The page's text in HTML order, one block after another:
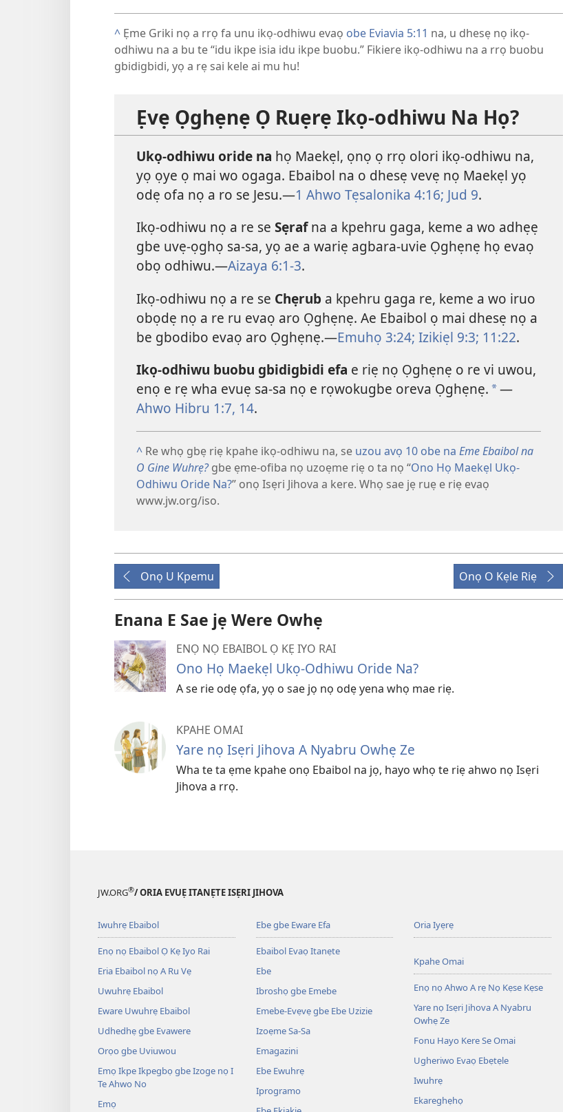
^ Ẹme Griki nọ a rrọ fa unu ikọ-odhiwu evaọ obe Eviavia 5:11 na, u dhesẹ nọ ikọ-
odhiwu na a bu te “idu ikpe isia idu ikpe buobu.” Fikiere ikọ-odhiwu na a rrọ buobu
gbidigbidi, yọ a rẹ sai kele ai mu hu!
Ẹvẹ Ọghẹnẹ Ọ Ruẹrẹ Ikọ-odhiwu Na Họ?
Ukọ-odhiwu oride na họ Maekẹl, ọnọ ọ rrọ olori ikọ-odhiwu na,
yọ ọye ọ mai wo ogaga. Ebaibol na o dhesẹ vevẹ nọ Maekẹl yọ
odẹ ofa nọ a ro se Jesu.​—1 Ahwo Tẹsalonika 4:16; Jud 9.
Ikọ-odhiwu nọ a re se Sẹrafna a kpehru gaga, keme a wo adhẹẹ
gbe uvẹ-ọghọ sa-sa, yọ ae a wariẹ agbara-uvie Ọghẹnẹ họ evaọ
obọ odhiwu.​—Aizaya 6:​1-3.
Ikọ-odhiwu nọ a re se Chẹrub a kpehru gaga re, keme a wo iruo
obọdẹ nọ a re ru evaọ aro Ọghẹnẹ. Ae Ebaibol ọ mai dhesẹ nọ a
be gbodibo evaọ aro Ọghẹnẹ.​—Emuhọ 3:24; Izikiẹl 9:3; 11:22.
Ikọ-odhiwu buobu gbidigbidi efa e riẹ nọ Ọghẹnẹ o re vi uwou,
enọ e rẹ wha evuẹ sa-sa nọ e rọwokugbe oreva Ọghẹnẹ. *​—
Ahwo Hibru 1:​7, 14.
^ Re whọ gbẹ riẹ kpahe ikọ-odhiwu na, se uzou avọ 10 obe na Eme Ebaibol na
O Gine Wuhrẹ?gbe ẹme-ofiba nọ uzoẹme riẹ o ta nọ “Ono Họ Maekẹl Ukọ-
Odhiwu Oride Na?” onọ Isẹri Jihova a kere. Whọ sae jẹ ruẹ e riẹ evaọ
www.jw.org/iso.
Onọ U Kpemu Onọ O Kẹle Riẹ
Enana E Sae jẹ Were Owhẹ
ENỌ NỌ EBAIBOL Ọ KẸ IYO RAI
Ono Họ Maekẹl Ukọ-Odhiwu Oride Na?
A se rie odẹ ọfa, yọ o sae jọ nọ odẹ yena whọ mae riẹ.
KPAHE OMAI
Yare nọ Isẹri Jihova A Nyabru Owhẹ Ze
Wha te ta ẹme kpahe onọ Ebaibol na jọ, hayo whọ te riẹ ahwo nọ Isẹri
Jihova a rrọ.
JW.ORG®/ ORIA EVUẸ ITANẸTE ISẸRI JIHOVA
Iwuhrẹ Ebaibol
Enọ nọ Ebaibol Ọ Kẹ Iyo Rai
Eria Ebaibol nọ A Ru Vẹ
Uwuhrẹ Ebaibol
Eware Uwuhrẹ Ebaibol
Udhedhẹ gbe Evawere
Orọo gbe Uviuwou
Emọ Ikpe Ikpegbọ gbe Izoge nọ I
Te Ahwo No
Emọ
Ebe gbe Eware Efa
Ebaibol Evaọ Itanẹte
Ebe
Ibroshọ gbe Emebe
Emebe-Evẹvẹ gbe Ebe Uzizie
Izoẹme Sa-Sa
Emagazini
Ebe Ewuhrẹ
Iprogramo
Oria Iyẹrẹ
Kpahe Omai
Enọ nọ Ahwo A rẹ Nọ Kẹse Kẹse
Yare nọ Isẹri Jihova A Nyabru
Owhẹ Ze
Fonu Hayo Kere Se Omai
Ugheriwo Evaọ Ebẹtẹle
Iwuhrẹ
Ekareghẹhọ